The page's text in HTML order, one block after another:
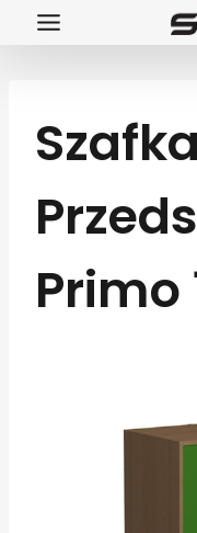
Przejdź
Szafka
Primo